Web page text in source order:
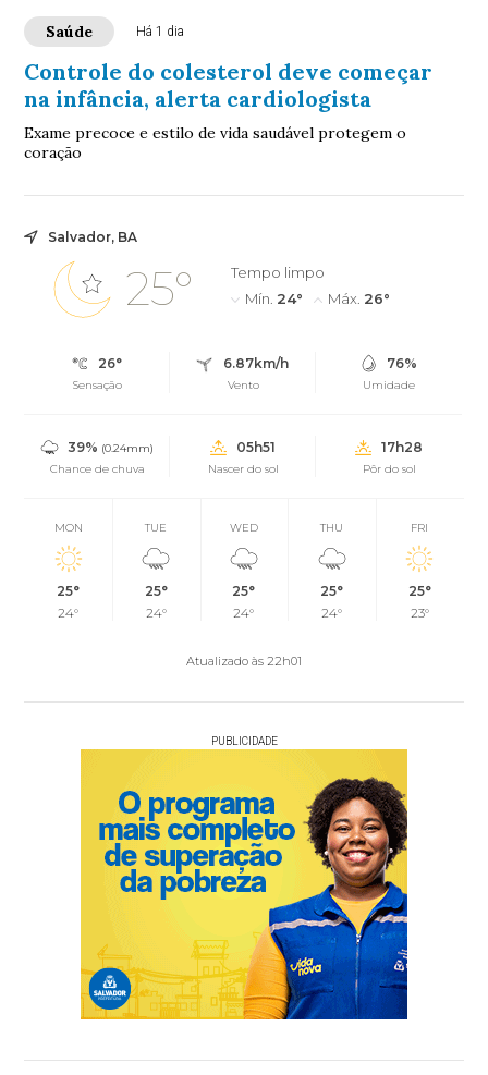
Saúde Há 1 dia
Controle do colesterol deve começar
na infância, alerta cardiologista
Exame precoce e estilo de vida saudável protegem o
coração
Salvador, BA
25°
Tempo limpo
Mín. 24° Máx. 26°
26°
Sensação
6.87km/h
Vento
76%
Umidade
39% (0.24mm)
Chance de chuva
05h51
Nascer do sol
17h28
Pôr do sol
MON
25°
24°
TUE
25°
24°
WED
25°
24°
THU
25°
24°
FRI
25°
23°
Atualizado às 22h01
PUBLICIDADE